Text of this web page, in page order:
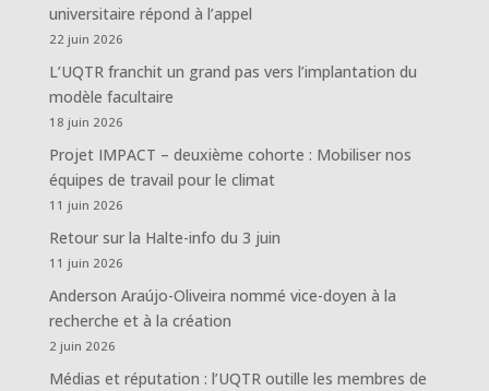
universitaire répond à l’appel
22 juin 2026
L’UQTR franchit un grand pas vers l’implantation du
modèle facultaire
18 juin 2026
Projet IMPACT – deuxième cohorte : Mobiliser nos
équipes de travail pour le climat
11 juin 2026
Retour sur la Halte-info du 3 juin
11 juin 2026
Anderson Araújo-Oliveira nommé vice-doyen à la
recherche et à la création
2 juin 2026
Médias et réputation : l’UQTR outille les membres de